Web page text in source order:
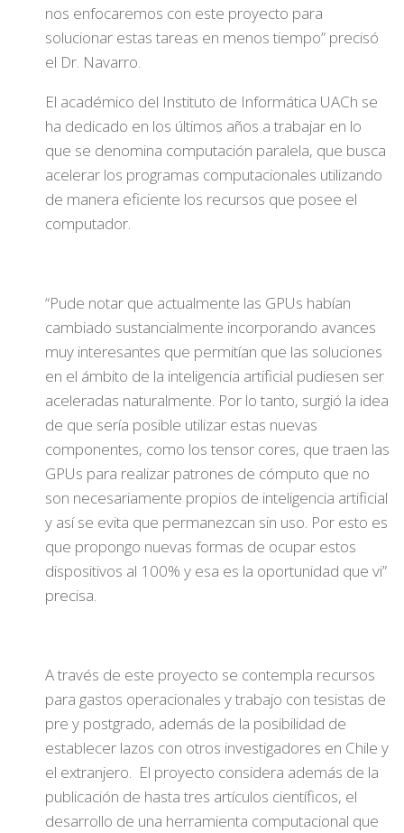
nos enfocaremos con este proyecto para
solucionar estas tareas en menos tiempo” precisó
el Dr. Navarro.
El académico del Instituto de Informática UACh se
ha dedicado en los últimos años a trabajar en lo
que se denomina computación paralela, que busca
acelerar los programas computacionales utilizando
de manera eficiente los recursos que posee el
computador.
“Pude notar que actualmente las GPUs habían
cambiado sustancialmente incorporando avances
muy interesantes que permitían que las soluciones
en el ámbito de la inteligencia artificial pudiesen ser
aceleradas naturalmente. Por lo tanto, surgió la idea
de que sería posible utilizar estas nuevas
componentes, como los tensor cores, que traen las
GPUs para realizar patrones de cómputo que no
son necesariamente propios de inteligencia artificial
y así se evita que permanezcan sin uso. Por esto es
que propongo nuevas formas de ocupar estos
dispositivos al 100% y esa es la oportunidad que vi”
precisa.
A través de este proyecto se contempla recursos
para gastos operacionales y trabajo con tesistas de
pre y postgrado, además de la posibilidad de
establecer lazos con otros investigadores en Chile y
el extranjero. El proyecto considera además de la
publicación de hasta tres artículos científicos, el
desarrollo de una herramienta computacional que